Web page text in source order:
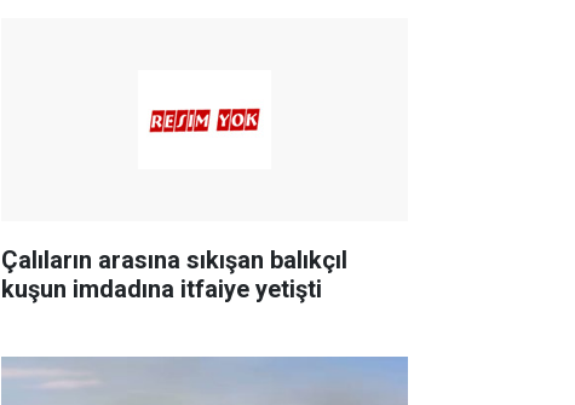
Çalıların arasına sıkışan balıkçıl
kuşun imdadına itfaiye yetişti